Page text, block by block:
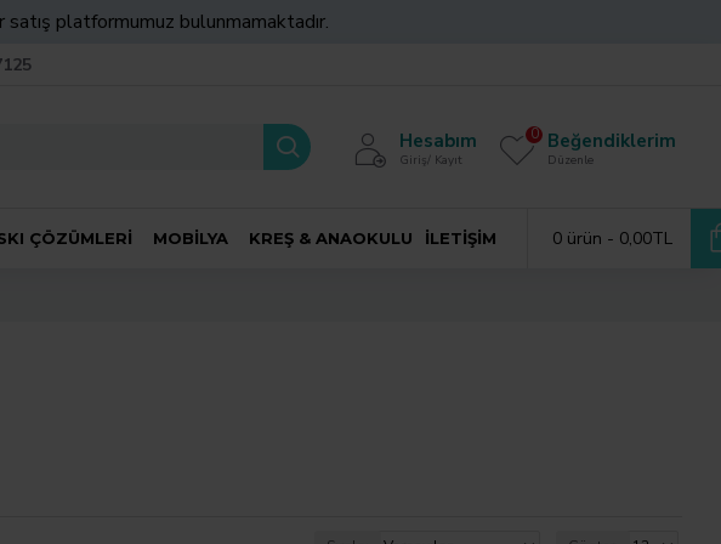
platformumuz bulunmamaktadır.
Hesabım
Giriş/ Kayıt
Beğendiklerim
Düzenle
0
ÇÖZÜMLERI MOBILYA KREŞ & ANAOKULU İLETIŞIM 0 ürün - 0,00TL